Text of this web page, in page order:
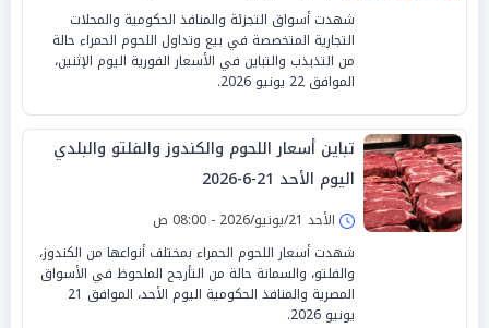
شهدت أسواق التجزئة والمنافذ الحكومية والمحلات
التجارية المتخصصة في بيع وتداول اللحوم الحمراء حالة
من التذبذب والتباين في الأسعار الفورية اليوم الإثنين،
الموافق 22 يونيو 2026.
تباين أسعار اللحوم والكندوز والفلتو والبلدي
اليوم الأحد 21-6-2026
الأحد 21/يونيو/2026 - 08:00 ص
شهدت أسعار اللحوم الحمراء بمختلف أنواعها من الكندوز،
والفلتو، والسمانة حالة من التأرجح الملحوظ في الأسواق
المصرية والمنافذ الحكومية اليوم الأحد، الموافق 21
يونيو 2026.